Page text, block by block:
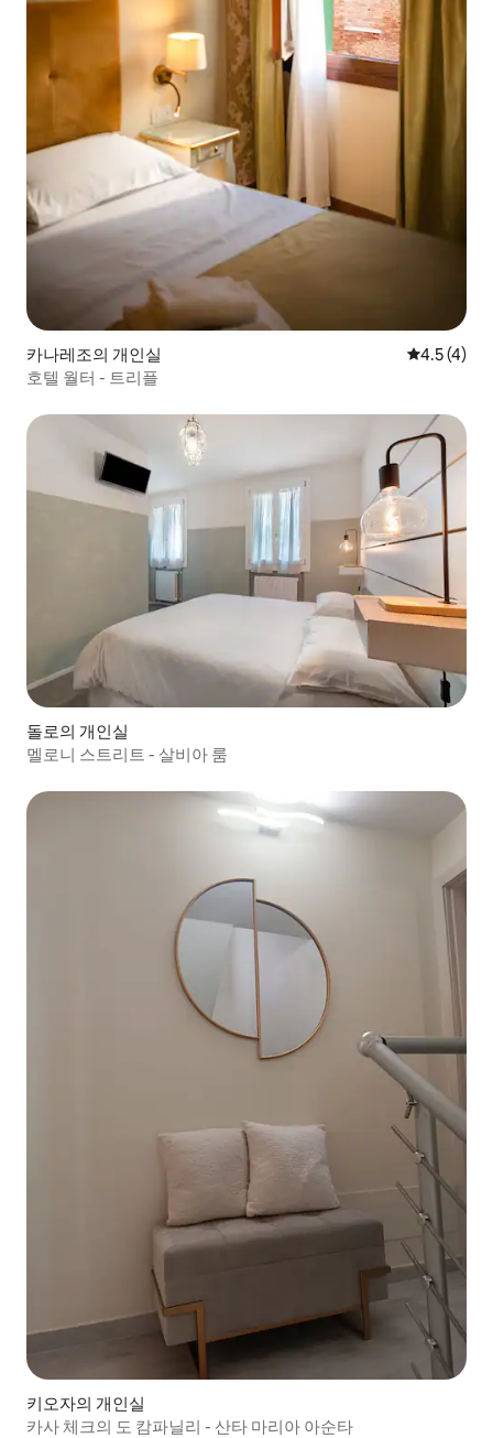
카나레조의 개인실 평점 4.5점
4.5 (4)
호텔 월터 - 트리플
돌로의 개인실
멜로니 스트리트 - 살비아 룸
키오자의 개인실
카사 체크의 도 캄파닐리 - 산타 마리아 아순타